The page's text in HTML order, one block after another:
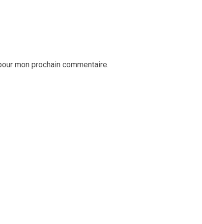
mon prochain commentaire.